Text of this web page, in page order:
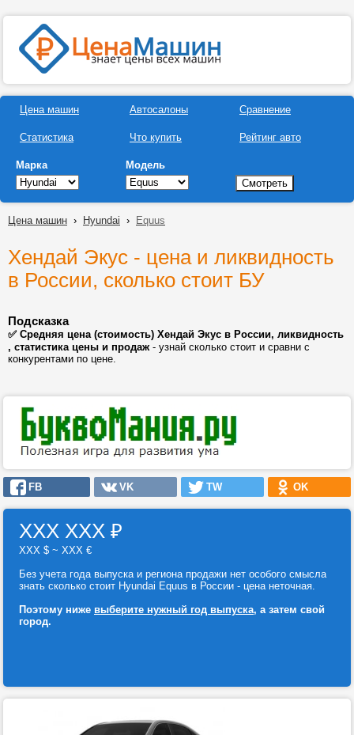
Цена машин
Статистика
Автосалоны
Что купить
Сравнение
Рейтинг авто
Марка Модель
Цена машин › Hyundai › Equus
Хендай Экус - цена и ликвидность
в России, сколько стоит БУ
Подсказка
✅ Средняя цена (стоимость) Хендай Экус в России, ликвидность
, статистика цены и продаж- узнай сколько стоит и сравни с
конкурентами по цене.
FB VK TW OK
ХХХ ХХХ ₽
ХХХ $ ~ ХХХ €
Без учета года выпуска и региона продажи нет особого смысла
знать сколько стоит Hyundai Equus в России - цена неточная.
Поэтому ниже выберите нужный год выпуска, а затем свой
город.